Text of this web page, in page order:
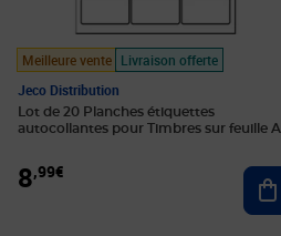
au panier
Meilleure vente Livraison offerte
Jeco Distribution
Lot de 20 Planches étiquettes
autocollantes pour Timbres sur feuille
8,99€